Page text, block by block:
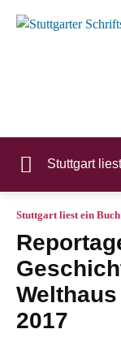
Stuttgart
Stuttgart liest ein
2017